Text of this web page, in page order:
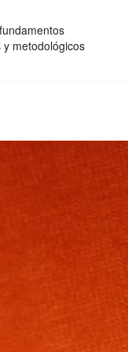
metodológicos